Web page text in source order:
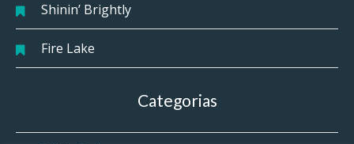
Shinin’ Brightly
Fire Lake
Categorias